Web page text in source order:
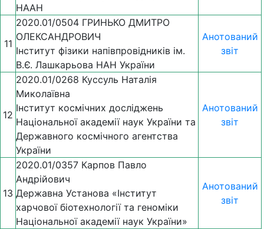
НААН
11
2020.01/0504 ГРИНЬКО ДМИТРО
ОЛЕКСАНДРОВИЧ
Iнститут фiзики напівпровідників ім.
В.Є. Лашкарьова НАН України
Анотований
звіт
12
2020.01/0268 Куссуль Наталія
Миколаївна
Інститут космічних досліджень
Національної академії наук України та
Державного космічного агентства
України
Анотований
звіт
13
2020.01/0357 Карпов Павло
Андрійович
Державна Установа «Інститут
харчової біотехнології та геноміки
Національної академії наук України»
Анотований
звіт